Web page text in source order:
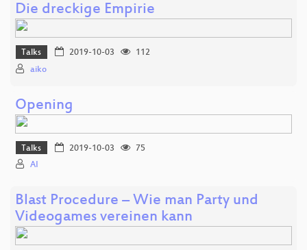
Die dreckige Empirie
Talks 2019-10-03
112
aiko
Opening
Talks 2019-10-03
75
AI
Blast Procedure – Wie man Party und
Videogames vereinen kann